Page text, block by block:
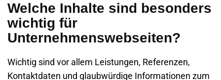
Welche Inhalte sind besonders
wichtig für
Unternehmenswebseiten?
Wichtig sind vor allem Leistungen, Referenzen,
Kontaktdaten und glaubwürdige Informationen zum